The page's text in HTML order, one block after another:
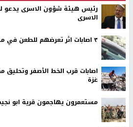
رئيس هيئة شؤون الاسرى يدعو
الاسرى
٣ اصابات اثر تعرضهم للطعن في مدينة الطيبة
اصابات قرب الخط الأصفر
غزة
مستعمرون يهاجمون قرية ابو